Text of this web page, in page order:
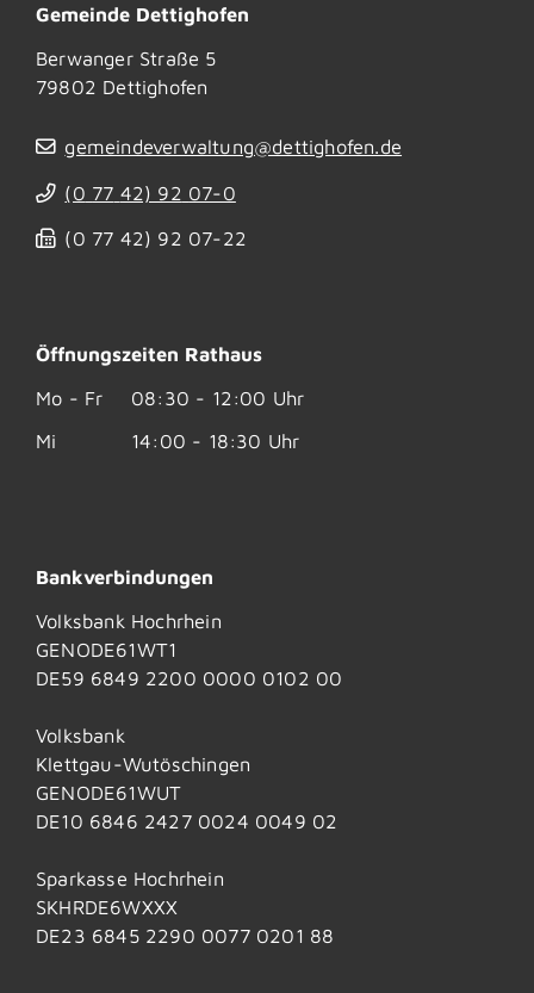
Gemeinde Dettighofen
Berwanger Straße 5
79802 Dettighofen
gemeindeverwaltung@dettighofen.de
(0 77 42) 92 07-0
(0 77 42) 92 07-22
Öffnungszeiten Rathaus
Mo - Fr
08:30 - 12:00 Uhr
Mi
14:00 - 18:30 Uhr
Bankverbindungen
Volksbank Hochrhein
GENODE61WT1
DE59 6849 2200 0000 0102 00
Volksbank
Klettgau-Wutöschingen
GENODE61WUT
DE10 6846 2427 0024 0049 02
Sparkasse Hochrhein
SKHRDE6WXXX
DE23 6845 2290 0077 0201 88